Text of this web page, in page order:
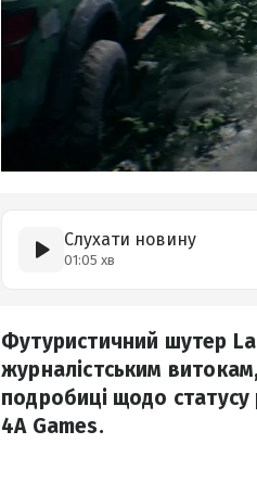
Слухати новину
01:05 хв
Футуристичний шутер
журналістським
подробиці щодо статусу
4A Games.